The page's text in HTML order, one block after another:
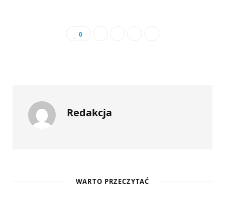
0
Redakcja
WARTO PRZECZYTAĆ